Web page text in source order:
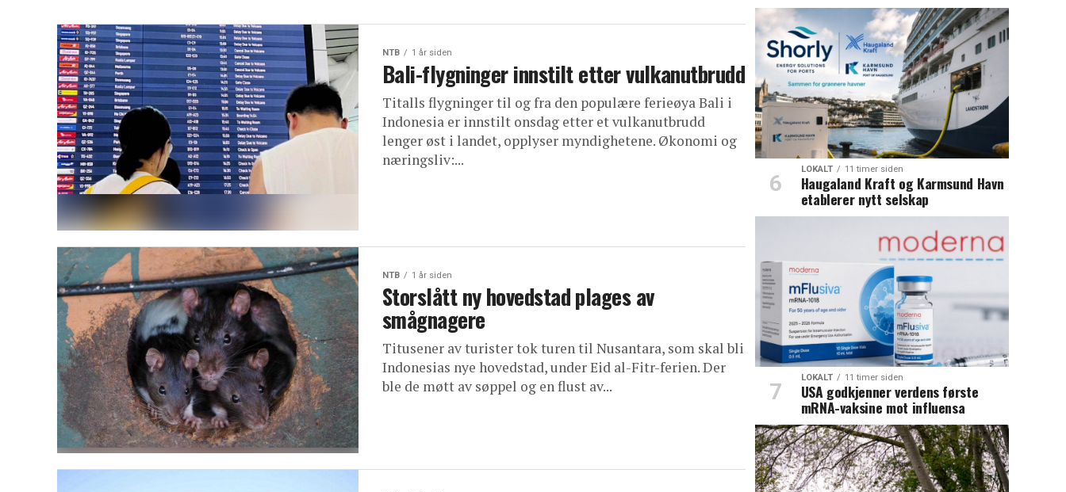
NTB 1 år siden
Bali-flygninger innstilt etter vulkanutbrudd
Titalls flygninger til og fra den populære ferieøya Bali i
Indonesia er innstilt onsdag etter et vulkanutbrudd
lenger øst i landet, opplyser myndighetene. Økonomi og
næringsliv:...
NTB 1 år siden
Storslått ny hovedstad plages av
smågnagere
Titusener av turister tok turen til Nusantara, som skal bli
Indonesias nye hovedstad, under Eid al-Fitr-ferien. Der
ble de møtt av søppel og en flust av...
LOKALT 11 timer siden
Haugaland Kraft og Karmsund Havn
etablerer nytt selskap
LOKALT 11 timer siden
USA godkjenner verdens første
mRNA-vaksine mot influensa